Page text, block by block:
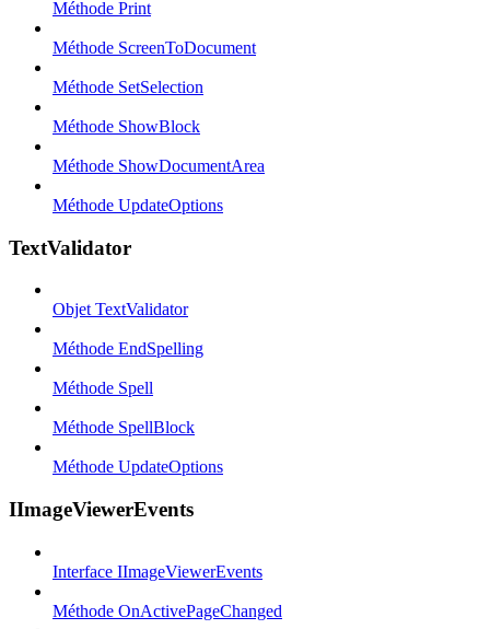
Méthode Print
Méthode ScreenToDocument
Méthode SetSelection
Méthode ShowBlock
Méthode ShowDocumentArea
Méthode UpdateOptions
TextValidator
Objet TextValidator
Méthode EndSpelling
Méthode Spell
Méthode SpellBlock
Méthode UpdateOptions
IImageViewerEvents
Interface IImageViewerEvents
Méthode OnActivePageChanged